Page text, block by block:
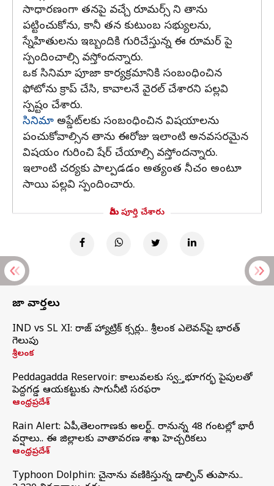
సాధారణంగా తనపై వచ్చే రూమర్స్ ని తాను
పట్టించుకోను, కానీ తన కుటుంబ సభ్యులను,
స్నేహితులను ఇబ్బందికి గురిచేస్తున్న ఈ రూమర్ పై
స్పందించాల్సి వస్తోందన్నారు.
ఒక సినిమా పూజా కార్యక్రమానికి సంబంధించిన
ఫోటోను క్రాప్ చేసి, కావాలనే వైరల్ చేశారని పల్లవి
స్పష్టం చేశారు.
సినిమా అప్డేట్‌లకు సంబంధించిన విషయాలను
పంచుకోవాల్సిన తాను ఈరోజు ఇలాంటి అనవసరమైన
విషయం గురించి షేర్ చేయాల్సి వస్తోందన్నారు.
ఇలాంటి చర్యకు పాల్పడడం అత్యంత నీచం అంటూ
సాయి పల్లవి స్పందించారు.
మీరు పూర్తి చేశారు
తాజా వార్తలు
IND vs SL XI: సిరాజ్‌ హ్యాట్రిక్‌ సిక్సర్లు.. శ్రీలంక ఎలెవన్‌పై భారత్‌
గెలుపు
శ్రీలంక
Peddagadda Reservoir: కాలువలకు స్వస్తి.. భూగర్భ పైపులతో
పెద్దగడ్డ ఆయకట్టుకు సాగునీటి సరఫరా
ఆంధ్రప్రదేశ్
Rain Alert: ఏపీ,తెలంగాణకు అలర్ట్.. రానున్న 48 గంటల్లో భారీ
వర్షాలు.. ఈ జిల్లాలకు వాతావరణ శాఖ హెచ్చరికలు
ఆంధ్రప్రదేశ్
Typhoon Dolphin: చైనాను వణికిస్తున్న డాల్ఫిన్‌ తుపాను..